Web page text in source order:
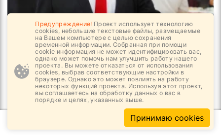
5 978
05.08, 07:11
Решит ли госкорпорация больной вопрос?
Предупреждение! Проект использует технологию
cookies, небольшие текстовые файлы, размещаемые
на Вашем компьютере с целью сохранения
временной информации. Собранная при помощи
cookie информация не может идентифицировать вас,
однако может помочь нам улучшить работу нашего
проекта. Вы можете отказаться от использования
cookies, выбрав соответствующие настройки в
браузере. Однако это может повлиять на работу
некоторых функций проекта. Используя этот проект,
вы соглашаетесь на обработку данных о вас в
порядке и целях, указанных выше.
Принимаю cookies